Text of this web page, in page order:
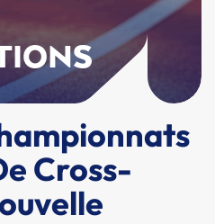
Cross-